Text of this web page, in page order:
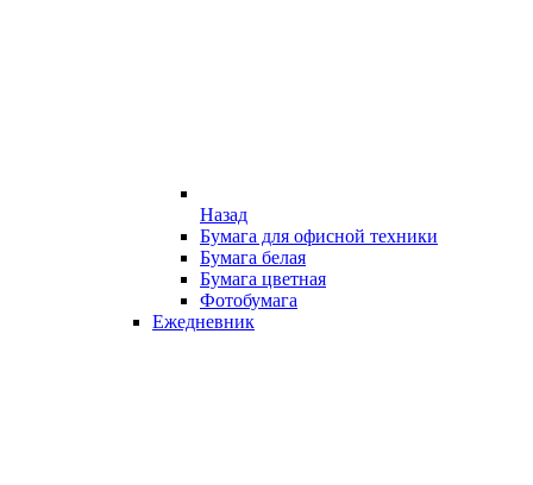
Назад
Бумага для офисной техники
Бумага белая
Бумага цветная
Фотобумага
Ежедневник